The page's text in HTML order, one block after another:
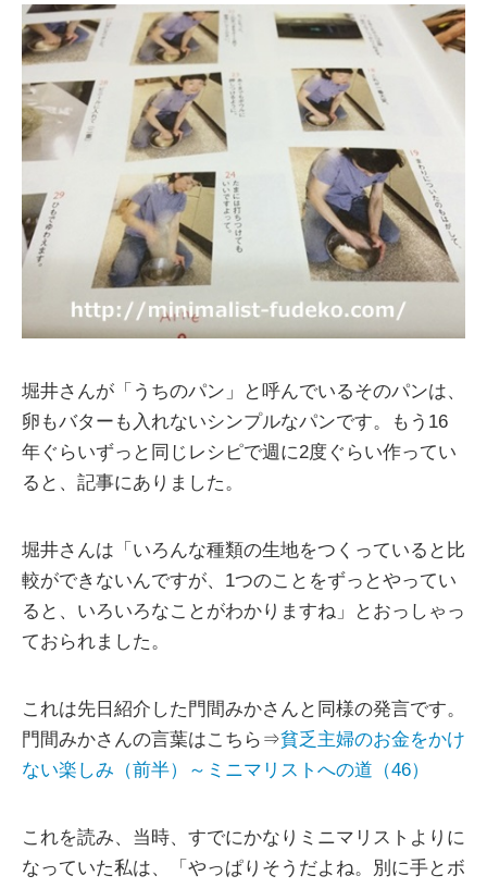
堀井さんが「うちのパン」と呼んでいるそのパンは、
卵もバターも入れないシンプルなパンです。もう16
年ぐらいずっと同じレシピで週に2度ぐらい作ってい
ると、記事にありました。
堀井さんは「いろんな種類の生地をつくっていると比
較ができないんですが、1つのことをずっとやってい
ると、いろいろなことがわかりますね」とおっしゃっ
ておられました。
これは先日紹介した門間みかさんと同様の発言です。
門間みかさんの言葉はこちら⇒貧乏主婦のお金をかけ
ない楽しみ（前半）～ミニマリストへの道（46）
これを読み、当時、すでにかなりミニマリストよりに
なっていた私は、「やっぱりそうだよね。別に手とボ